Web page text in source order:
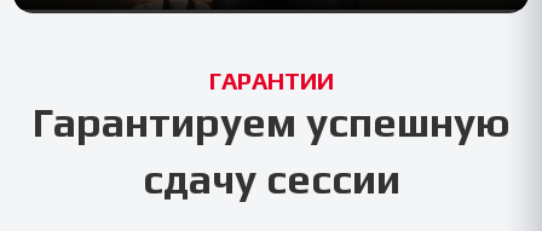
ГАРАНТИИ
Гарантируем успешную
сдачу сессии